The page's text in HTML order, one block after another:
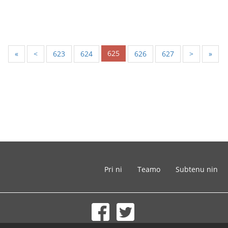
« < 623 624 625 626 627 > »
Pri ni Teamo Subtenu nin